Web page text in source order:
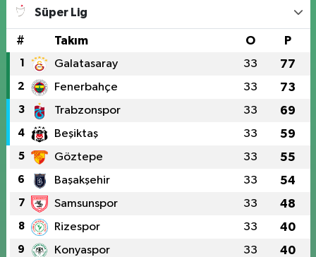
Süper Lig
# Takım O P
1 Galatasaray 33 77
2 Fenerbahçe 33 73
3 Trabzonspor 33 69
4 Beşiktaş 33 59
5 Göztepe 33 55
6 Başakşehir 33 54
7 Samsunspor 33 48
8 Rizespor 33 40
9 Konyaspor 33 40